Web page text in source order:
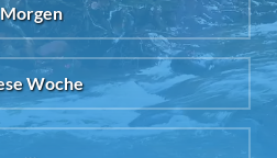
Morgen
Woche